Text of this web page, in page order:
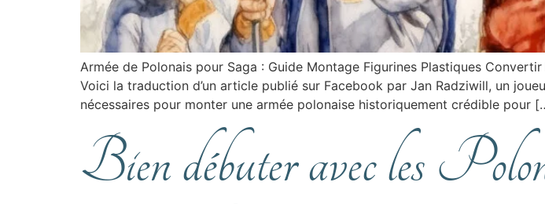
Armée de Polonais pour Saga : Guide Montage Figurines Plastiques
Voici la traduction d’un article publié sur Facebook par Jan Radziwill, un
nécessaires pour monter une armée polonaise historiquement crédible pour
Bien débuter avec les